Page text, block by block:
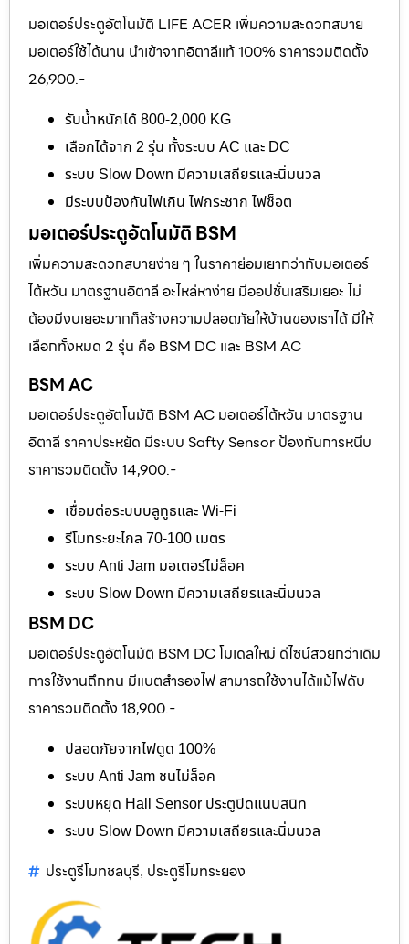
มอเตอร์ประตูอัตโนมัติ LIFE ACER เพิ่มความสะดวกสบาย
มอเตอร์ใช้ได้นาน นำเข้าจากอิตาลีแท้ 100% ราคารวมติดตั้ง
26,900.-
รับน้ำหนักได้ 800-2,000 KG
เลือกได้จาก 2 รุ่น ทั้งระบบ AC และ DC
ระบบ Slow Down มีความเสถียรและนิ่มนวล
มีระบบป้องกันไฟเกิน ไฟกระชาก ไฟช็อต
มอเตอร์ประตูอัตโนมัติ BSM
เพิ่มความสะดวกสบายง่าย ๆ ในราคาย่อมเยากว่ากับมอเตอร์
ไต้หวัน มาตรฐานอิตาลี อะไหล่หาง่าย มีออปชั่นเสริมเยอะ ไม่
ต้องมีงบเยอะมากก็สร้างความปลอดภัยให้บ้านของเราได้ มีให้
เลือกทั้งหมด 2 รุ่น คือ BSM DC และ BSM AC
BSM AC
มอเตอร์ประตูอัตโนมัติ BSM AC มอเตอร์ไต้หวัน มาตรฐาน
อิตาลี ราคาประหยัด มีระบบ Safty Sensor ป้องกันการหนีบ
ราคารวมติดตั้ง 14,900.-
เชื่อมต่อระบบบลูทูธและ Wi-Fi
รีโมทระยะไกล 70-100 เมตร
ระบบ Anti Jam มอเตอร์ไม่ล็อค
ระบบ Slow Down มีความเสถียรและนิ่มนวล
BSM DC
มอเตอร์ประตูอัตโนมัติ BSM DC โมเดลใหม่ ดีไซน์สวยกว่าเดิม
การใช้งานถึกทน มีแบตสำรองไฟ สามารถใช้งานได้แม้ไฟดับ
ราคารวมติดตั้ง 18,900.-
ปลอดภัยจากไฟดูด 100%
ระบบ Anti Jam ชนไม่ล็อค
ระบบหยุด Hall Sensor ประตูปิดแนบสนิท
ระบบ Slow Down มีความเสถียรและนิ่มนวล
ประตูรีโมทชลบุรี, ประตูรีโมทระยอง